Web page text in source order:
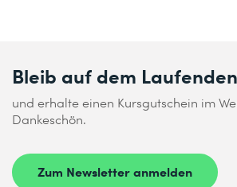
Bleib auf dem Laufenden
und erhalte einen Kursgutschein im
Dankeschön.
Zum Newsletter anmelden